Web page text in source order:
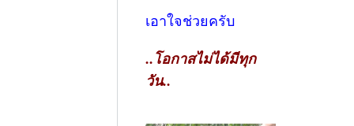
เอาใจช่วยครับ
..โอกาสไม่ได้มีทุก
วัน..